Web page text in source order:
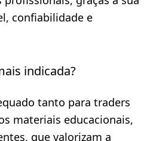
confiabilidade e
indicada?
tanto para traders
materiais educacionais,
que valorizam a